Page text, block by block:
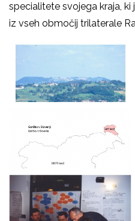
specialitete svojega kraja,
iz vseh območij trilaterale